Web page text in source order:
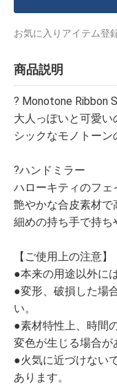
お気に入りアイテム登
商品説明
? Monotone Ribbon
大人っぽいと可愛い
シックなモノトー
?ハンドミラー
ハローキティのフェ
艶やかな合皮素材
細めの持ち手で持ち
【ご使用上の注意】
●本来の用途以外に
●変形、破損した場
い。
●素材特性上、時間
変色が生じる場合が
●火気に近づけない
あります。
ーター